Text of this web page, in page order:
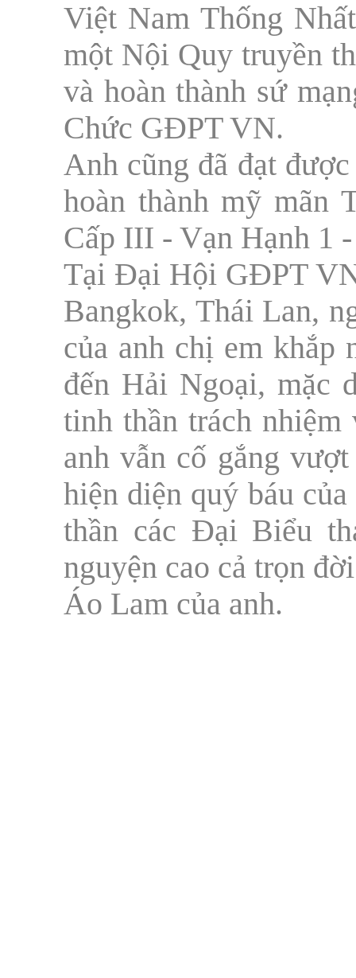
Việt Nam Thống
một Nội Quy truyền
và hoàn thành sứ
Chức GĐPT VN.
Anh cũng đã đạt
hoàn thành mỹ mãn
Cấp III - Vạn Hạnh 1
Tại Đại Hội GĐPT
Bangkok, Thái Lan,
của anh chị em
đến Hải Ngoại, mặc
tinh thần trách
anh vẫn cố gắng
hiện diện quý báu
thần các Đại Biểu
nguyện cao cả trọn
Áo Lam của anh.